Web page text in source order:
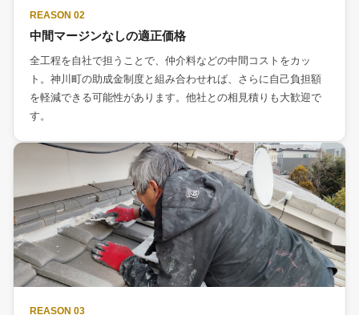
REASON 02
中間マージンなしの適正価格
全工程を自社で担うことで、仲介料などの中間コストをカッ
ト。神川町の助成金制度と組み合わせれば、さらに自己負担額
を軽減できる可能性があります。他社との相見積りも大歓迎で
す。
REASON 03